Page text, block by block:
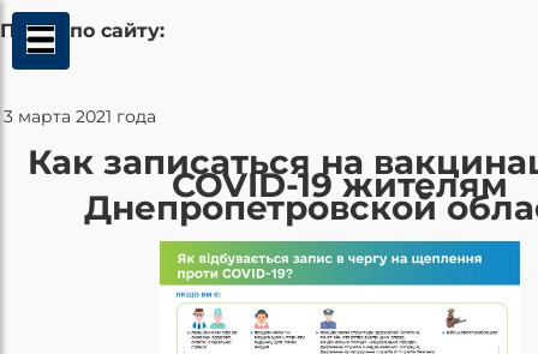
Поиск по сайту:
3 марта 2021 года
Как записаться на
COVID-19 жителям
Днепропетровской